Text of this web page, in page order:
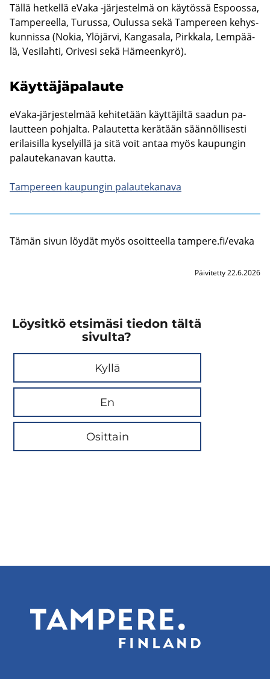
Tällä het­kel­lä eVaka -​järjestelmä on käy­tös­sä Es­poos­sa,
Tam­pe­reel­la, Tu­rus­sa, Ou­lus­sa sekä Tam­pe­reen ke­hys­
kun­nis­sa (Nokia, Ylö­jär­vi, Kan­ga­sa­la, Pirk­ka­la, Lem­pää­
lä, Ve­si­lah­ti, Ori­ve­si sekä Hä­meen­ky­rö).
Käyt­tä­jä­pa­lau­te
eVaka-​järjestelmää ke­hi­te­tään käyt­tä­jil­tä saa­dun pa­
laut­teen poh­jal­ta. Pa­lau­tet­ta ke­rä­tään sään­nöl­li­ses­ti
eri­lai­sil­la ky­se­lyil­lä ja sitä voit antaa myös kau­pun­gin
pa­lau­te­ka­na­van kaut­ta.
Tam­pe­reen kau­pun­gin pa­lau­te­ka­na­va
Tämän sivun löy­dät myös osoit­teel­la tam­pe­re.fi/evaka
Päivitetty 22.6.2026
Löysitkö etsimäsi tiedon tältä
sivulta?
Kyllä
En
Osittain